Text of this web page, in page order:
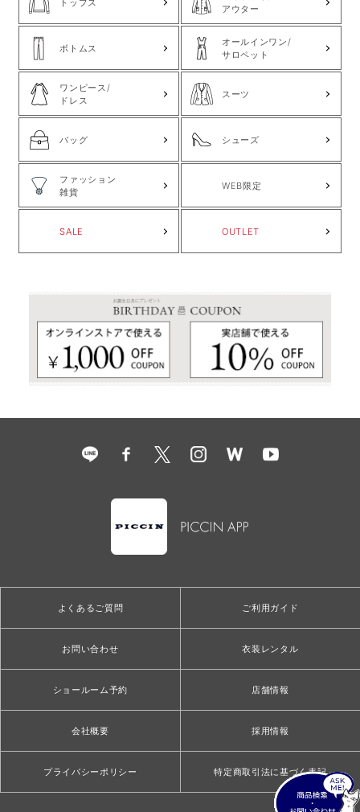
アウター
ボトムス
オールインワン/
サロペット
ワンピース/
ドレス
スーツ
バッグ シューズ
ファッション
雑貨
WEB限定
SALE OUTLET
よくあるご質問 ご利用ガイド
お問い合わせ 衣装レンタル
ショールーム予約 店舗情報
会社概要 採用情報
プライバシーポリシー 特定商取引法に基づく表記